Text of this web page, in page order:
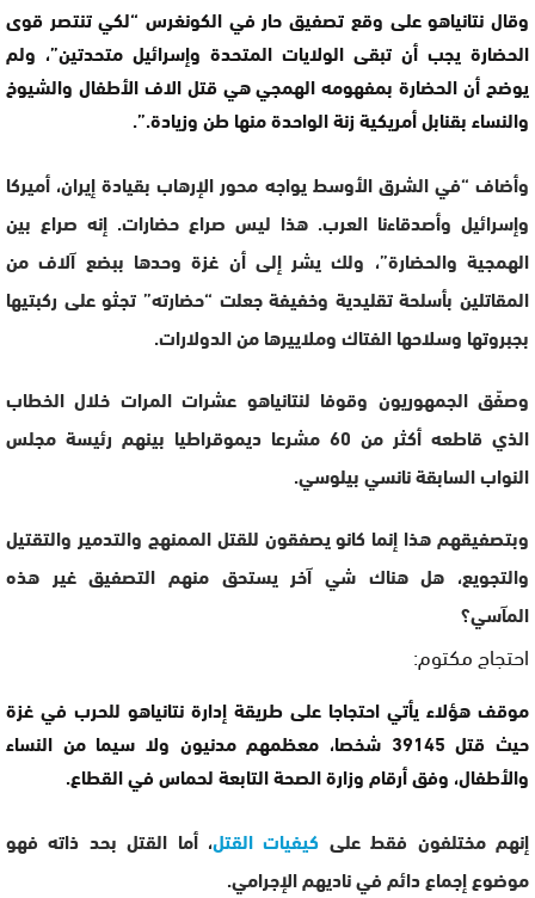
وقال نتانياهو على وقع تصفيق حار في الكونغرس “لكي تنتصر قوى
الحضارة يجب أن تبقى الولايات المتحدة وإسرائيل متحدتين”، ولم
يوضح أن الحضارة بمفهومه الهمجي هي قتل الاف الأطفال والشيوخ
والنساء بقنابل أمريكية زنة الواحدة منها طن وزيادة.”.
وأضاف “في الشرق الأوسط يواجه محور الإرهاب بقيادة إيران، أميركا
وإسرائيل وأصدقاءنا العرب. هذا ليس صراع حضارات. إنه صراع بين
الهمجية والحضارة”، ولك يشر إلى أن غزة وحدها ببضع آلاف من
المقاتلين بأسلحة تقليدية وخفيفة جعلت “حضارته” تجثو على ركبتيها
بجبروتها وسلاحها الفتاك وملاييرها من الدولارات.
وصفّق الجمهوريون وقوفا لنتانياهو عشرات المرات خلال الخطاب
الذي قاطعه أكثر من 60 مشرعا ديموقراطيا بينهم رئيسة مجلس
النواب السابقة نانسي بيلوسي.
وبتصفيقهم هذا إنما كانو يصفقون للقتل الممنهج والتدمير والتقتيل
والتجويع، هل هناك شي آخر يستحق منهم التصفيق غير هذه
المآسي؟
احتجاج مكتوم:
موقف هؤلاء يأتي احتجاجا على طريقة إدارة نتانياهو للحرب في غزة
حيث قتل 39145 شخصا، معظمهم مدنيون ولا سيما من النساء
والأطفال، وفق أرقام وزارة الصحة التابعة لحماس في القطاع.
إنهم مختلفون فقط على كيفيات القتل، أما القتل بحد ذاته فهو
موضوع إجماع دائم في ناديهم الإجرامي.